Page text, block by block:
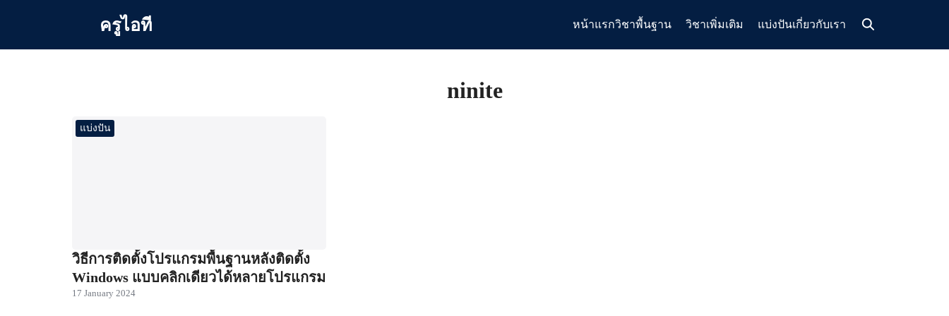
ครูไอที หน้าแรกวิชาพื้นฐาน วิชาเพิ่มเติม แบ่งปันเกี่ยวกับเรา
ninite
แบ่งปัน
วิธีการติดตั้งโปรแกรมพื้นฐานหลังติดตั้ง
Windows แบบคลิกเดียวได้หลายโปรแกรม
17 January 2024